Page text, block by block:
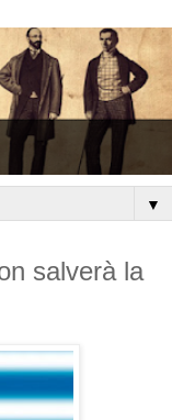
▼
salverà la